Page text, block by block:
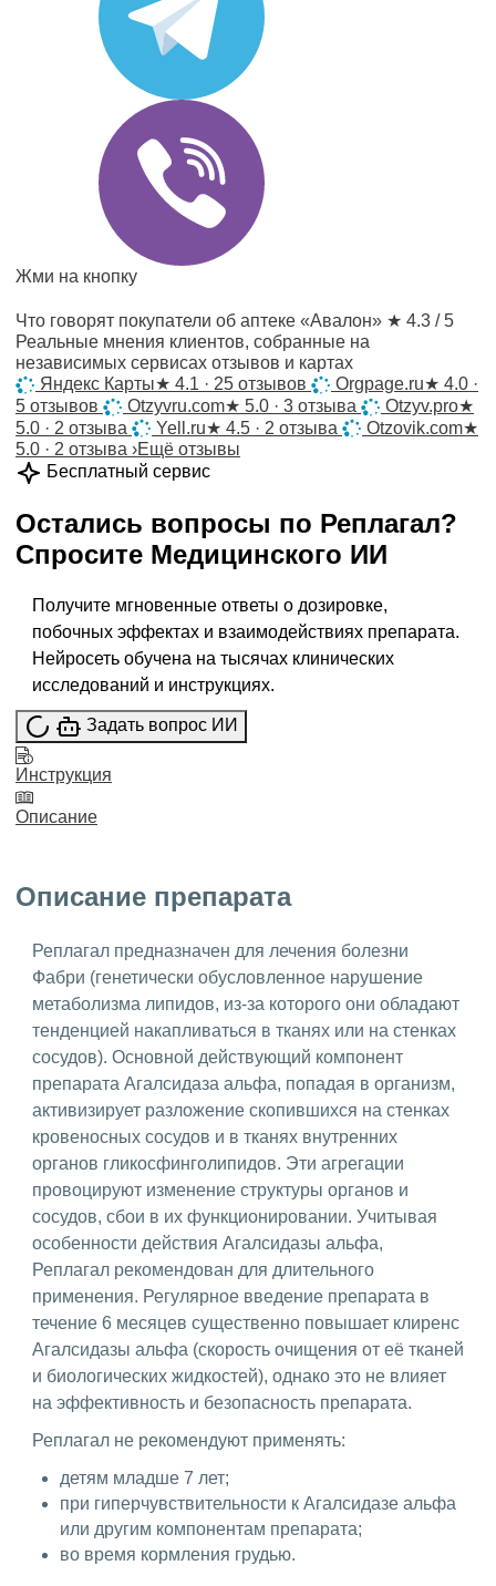
Жми на кнопку
Что говорят покупатели об аптеке «Авалон» ★ 4.3 / 5
Реальные мнения клиентов, собранные на
независимых сервисах отзывов и картах
Яндекс Карты★ 4.1 · 25 отзывов Orgpage.ru★ 4.0 ·
5 отзывов
Otzyvru.com★ 5.0 · 3 отзыва Otzyv.pro★
5.0 · 2 отзыва
Yell.ru★ 4.5 · 2 отзыва Otzovik.com★
5.0 · 2 отзыва ›Ещё отзывы
Бесплатный сервис
Остались вопросы по Реплагал?
Спросите Медицинского ИИ
Получите мгновенные ответы о дозировке,
побочных эффектах и взаимодействиях препарата.
Нейросеть обучена на тысячах клинических
исследований и инструкциях.
Задать вопрос ИИ
Инструкция
Описание
Описание препарата
Реплагал предназначен для лечения болезни
Фабри (генетически обусловленное нарушение
метаболизма липидов, из-за которого они обладают
тенденцией накапливаться в тканях или на стенках
сосудов). Основной действующий компонент
препарата Агалсидаза альфа, попадая в организм,
активизирует разложение скопившихся на стенках
кровеносных сосудов и в тканях внутренних
органов гликосфинголипидов. Эти агрегации
провоцируют изменение структуры органов и
сосудов, сбои в их функционировании. Учитывая
особенности действия Агалсидазы альфа,
Реплагал рекомендован для длительного
применения. Регулярное введение препарата в
течение 6 месяцев существенно повышает клиренс
Агалсидазы альфа (скорость очищения от её тканей
и биологических жидкостей), однако это не влияет
на эффективность и безопасность препарата.
Реплагал не рекомендуют применять:
детям младше 7 лет;
при гиперчувствительности к Агалсидазе альфа
или другим компонентам препарата;
во время кормления грудью.